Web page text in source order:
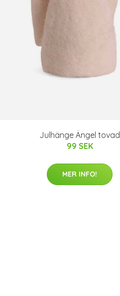
Julhänge Ängel tovad
99 SEK
MER INFO!